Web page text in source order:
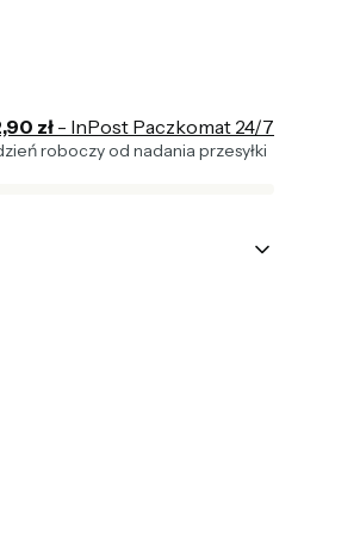
zł - InPost Paczkomat 24/7
roboczy od nadania przesyłki